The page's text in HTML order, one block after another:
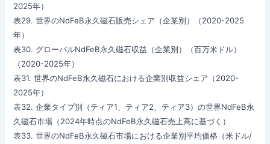
2025年）
表29. 世界のNdFeB永久磁石販売シェア（企業別）（2020-2025
年）
表30. グローバルNdFeB永久磁石収益（企業別）（百万米ドル）
（2020-2025年）
表31. 世界のNdFeB永久磁石における企業別収益シェア（2020-
2025年）
表32. 企業タイプ別（ティア1、ティア2、ティア3）の世界NdFeB永
久磁石市場（2024年時点のNdFeB永久磁石売上高に基づく）
表33. 世界のNdFeB永久磁石市場における企業別平均価格（米ドル/